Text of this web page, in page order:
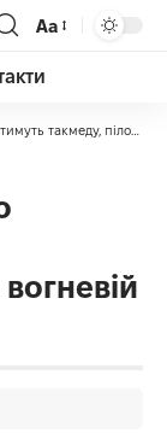
Аа
дронів та вогневій підготовці